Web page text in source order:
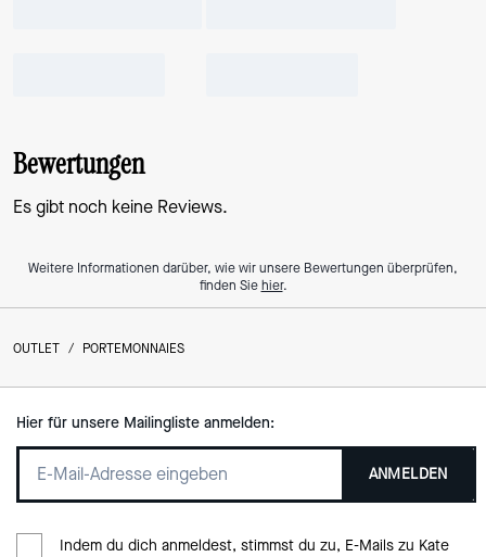
Bewertungen
Es gibt noch keine Reviews.
Weitere Informationen darüber, wie wir unsere Bewertungen überprüfen,
finden Siehier.
OUTLET / PORTEMONNAIES
Hier für unsere Mailingliste anmelden:
ANMELDEN
Indem du dich anmeldest, stimmst du zu, E-Mails zu Kate